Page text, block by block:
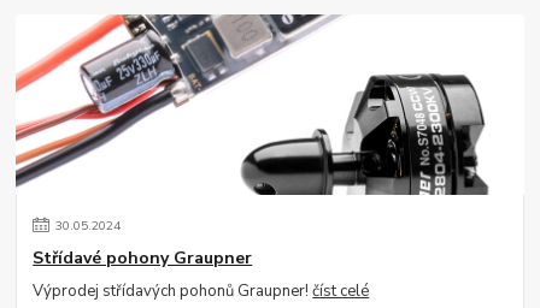
30.05.2024
Střídavé pohony Graupner
Výprodej střídavých pohonů Graupner!číst celé